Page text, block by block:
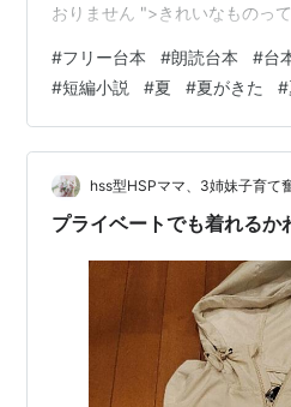
おりません ">きれいなものっ
こにあるだけで救われる。 ">
ると、目が眩んでしまう。 太
ら、羽が焼けてしまうことだ
#フリー台本 #朗読台本 #台
#短編小説 #夏 #夏がきた #
hss型HSPママ、3姉妹子育て
プライベートでも着れる